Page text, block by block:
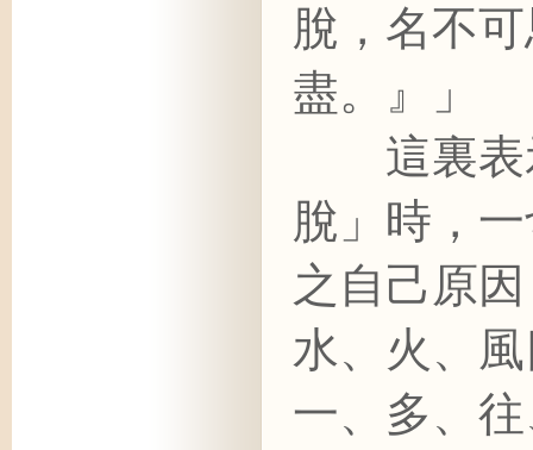
脫，名不
盡。』」
這裏表
脫」時，
之自己原
水、火、
一、多、